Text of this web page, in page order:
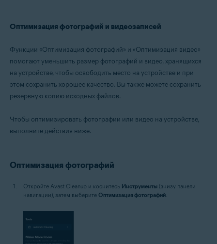
Оптимизация фотографий и видеозаписей
Функции «Оптимизация фотографий» и «Оптимизация видео»
помогают уменьшить размер фотографий и видео, хранящихся
на устройстве, чтобы освободить место на устройстве и при
этом сохранить хорошее качество. Вы также можете сохранить
резервную копию исходных файлов.
Чтобы оптимизировать фотографии или видео на устройстве,
выполните действия ниже.
Оптимизация фотографий
Откройте Avast Cleanup и коснитесь Инструменты (внизу панели
навигации), затем выберите Оптимизация фотографий